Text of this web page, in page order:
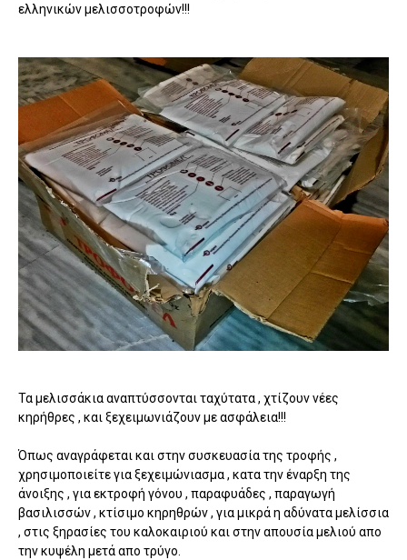
ελληνικών μελισσοτροφών!!!
Τα μελισσάκια αναπτύσσονται ταχύτατα , χτίζουν νέες
κηρήθρες , και ξεχειμωνιάζουν με ασφάλεια!!!
Όπως αναγράφεται και στην συσκευασία της τροφής ,
χρησιμοποιείτε για ξεχειμώνιασμα , κατα την έναρξη της
άνοιξης , για εκτροφή γόνου , παραφυάδες , παραγωγή
βασιλισσών , κτίσιμο κηρηθρών , για μικρά η αδύνατα μελίσσια
, στις ξηρασίες του καλοκαιριού και στην απουσία μελιού απο
την κυψέλη μετά απο τρύγο.